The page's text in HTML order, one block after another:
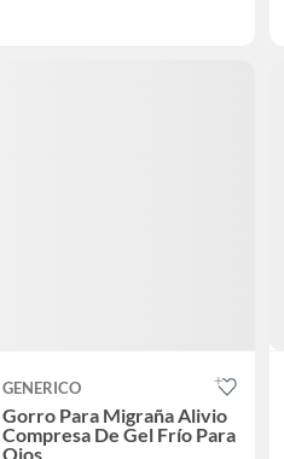
GENERICO
Gorro Para Migraña Alivio
Compresa De Gel Frío Para
Ojos